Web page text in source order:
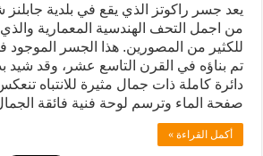
يعد جسر راكوتز الذي يقع في بلدية جابلنز
من اجمل التحف الهندسية المعمارية
للكثير من المصورين. هذا الجسر الموجود
تم بناؤه في القرن التاسع عشر، وقد شيد
دائرة كاملة ذات جمال مثيرة للانتباه
صفحة الماء وترسم لوحة فنية فائقة
أكمل القراءة »